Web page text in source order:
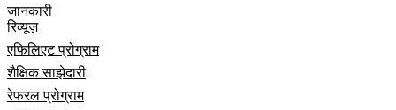
जानकारी
रिव्यूज़
एफिलिएट प्रोग्राम
शैक्षिक साझेदारी
रेफरल प्रोग्राम